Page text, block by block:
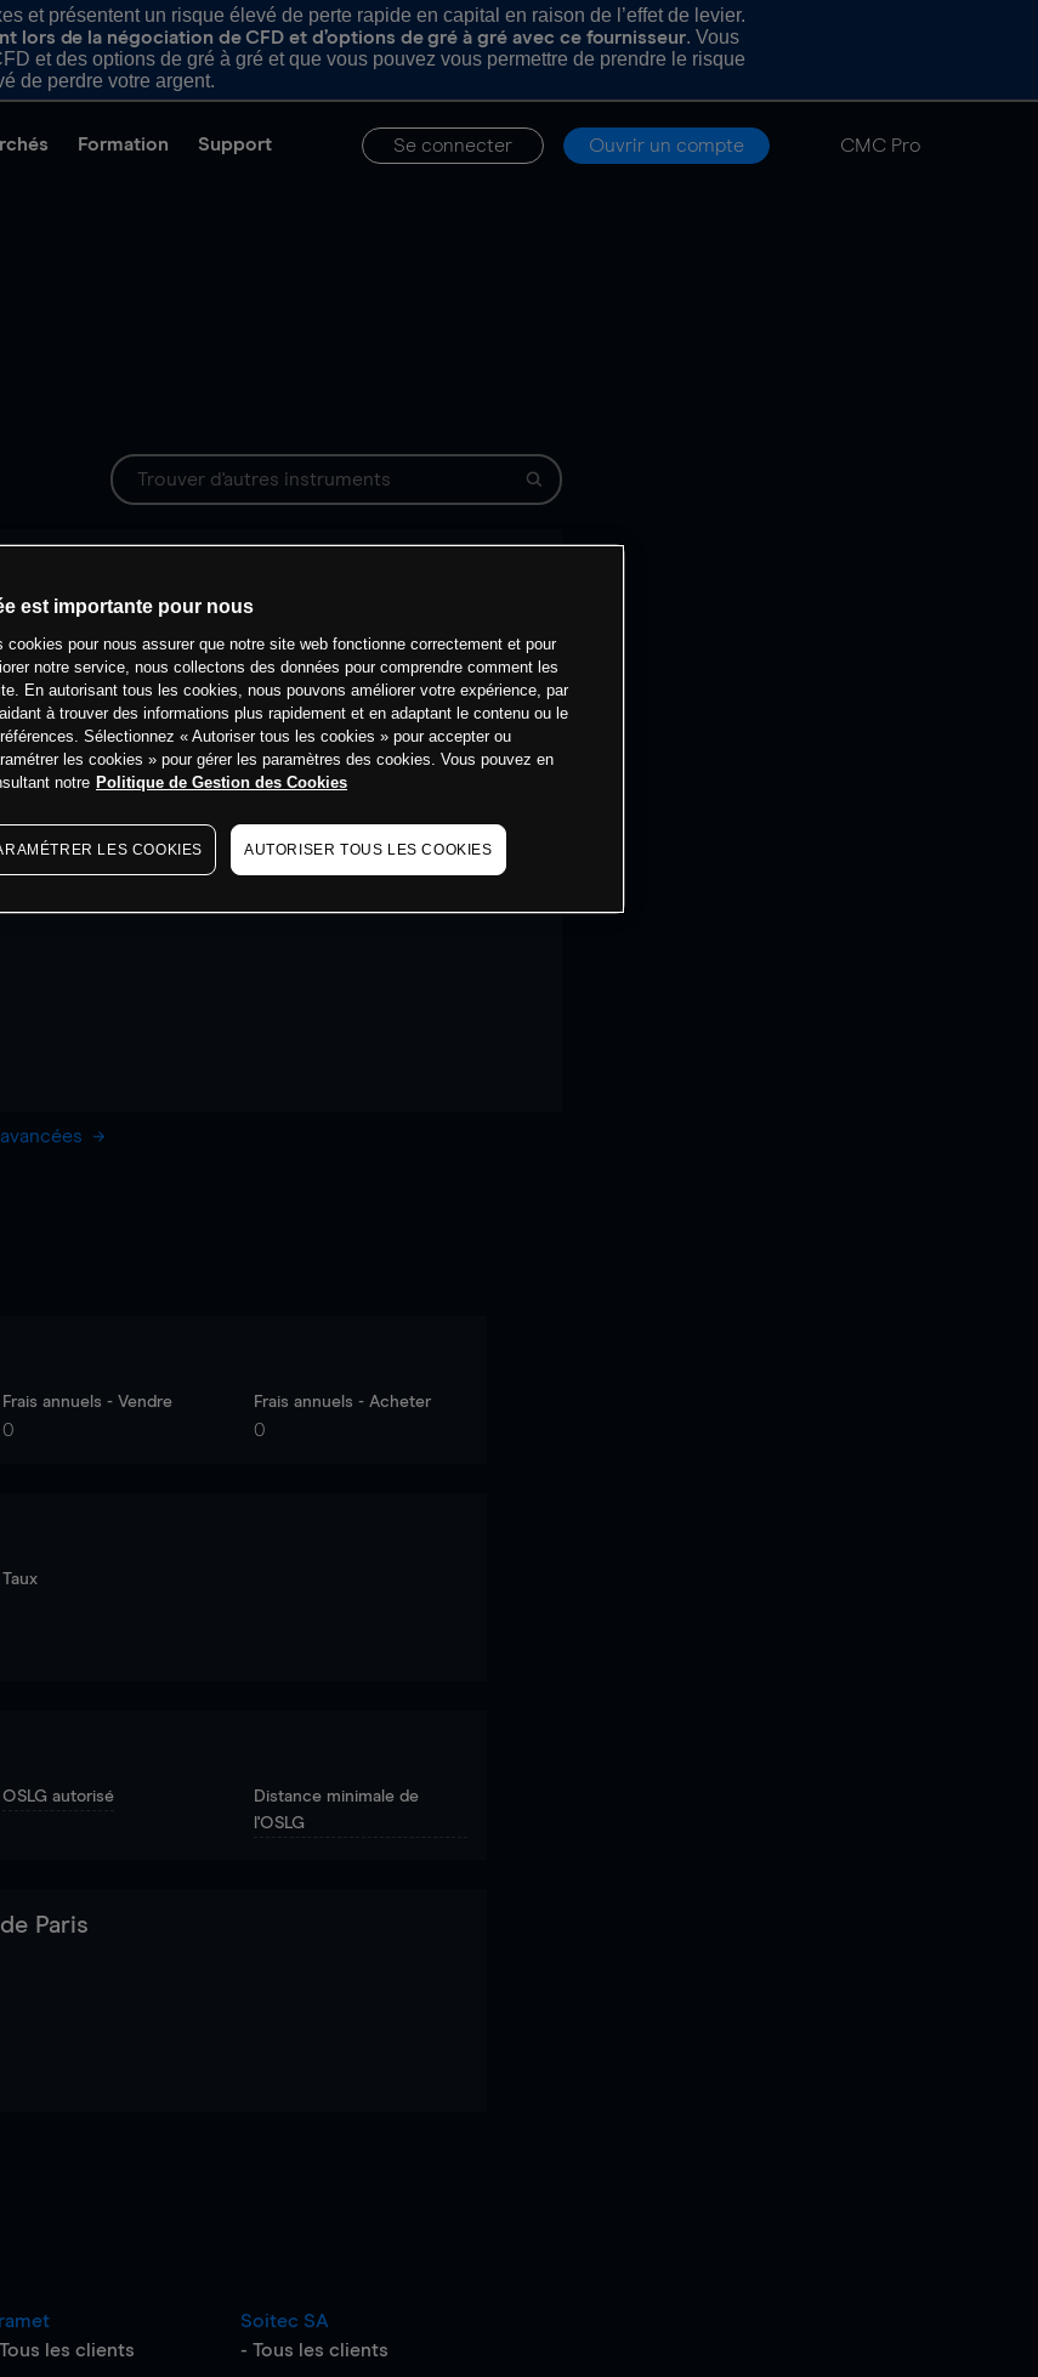
et présentent un risque élevé de perte rapide en capital en raison de l’effet de levier.
lors de la négociation de CFD et d’options de gré à gré avec ce fournisseur. Vous
et des options de gré à gré et que vous pouvez vous permettre de prendre le risque
de perdre votre argent.
Formation Support Se connecter Ouvrir un compte CMC Pro
Frais annuels - Vendre
0
Frais annuels - Acheter
0
Taux
OSLG autorisé
Distance minimale de
l'OSLG
Paris
les clients
Soitec SA
- Tous les clients
est importante pour nous
cookies pour nous assurer que notre site web fonctionne correctement et pour
notre service, nous collectons des données pour comprendre comment les
En autorisant tous les cookies, nous pouvons améliorer votre expérience, par
à trouver des informations plus rapidement et en adaptant le contenu ou le
Sélectionnez « Autoriser tous les cookies » pour accepter ou
les cookies » pour gérer les paramètres des cookies. Vous pouvez en
notre Politique de Gestion des Cookies
LES COOKIES AUTORISER TOUS LES COOKIES